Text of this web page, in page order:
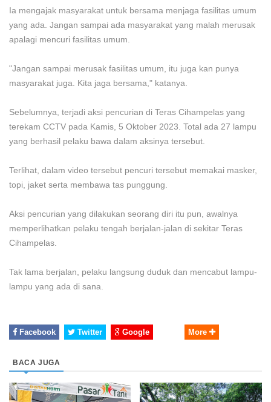
Ia mengajak masyarakat untuk bersama menjaga fasilitas umum
yang ada. Jangan sampai ada masyarakat yang malah merusak
apalagi mencuri fasilitas umum.
"Jangan sampai merusak fasilitas umum, itu juga kan punya
masyarakat juga. Kita jaga bersama," katanya.
Sebelumnya, terjadi aksi pencurian di Teras Cihampelas yang
terekam CCTV pada Kamis, 5 Oktober 2023. Total ada 27 lampu
yang berhasil pelaku bawa dalam aksinya tersebut.
Terlihat, dalam video tersebut pencuri tersebut memakai masker,
topi, jaket serta membawa tas punggung.
Aksi pencurian yang dilakukan seorang diri itu pun, awalnya
memperlihatkan pelaku tengah berjalan-jalan di sekitar Teras
Cihampelas.
Tak lama berjalan, pelaku langsung duduk dan mencabut lampu-
lampu yang ada di sana.
Facebook Twitter Google More
BACA JUGA